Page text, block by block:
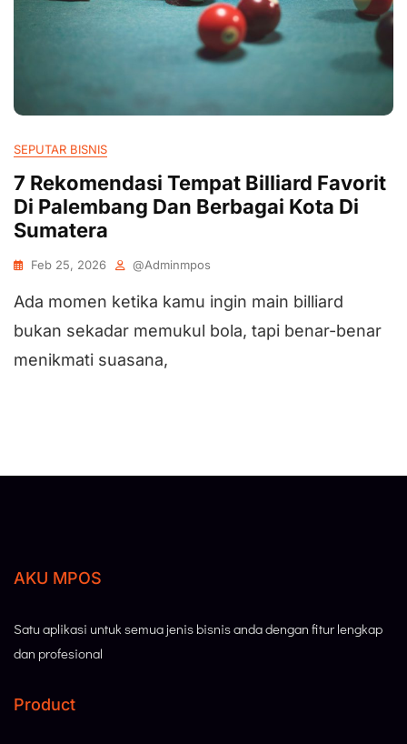
SEPUTAR BISNIS
7 Rekomendasi Tempat Billiard Favorit
Di Palembang Dan Berbagai Kota Di
Sumatera
Feb 25, 2026 @adminmpos
Ada momen ketika kamu ingin main billiard
bukan sekadar memukul bola, tapi benar-benar
menikmati suasana,
AKU MPOS
Satu aplikasi untuk semua jenis bisnis anda dengan fitur lengkap
dan profesional
Product